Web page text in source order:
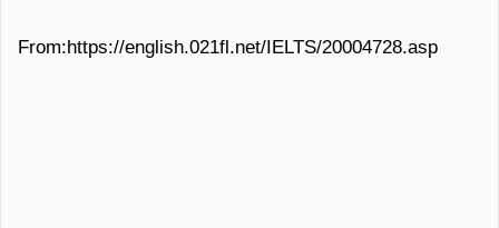
From:https://english.021fl.net/IELTS/20004728.asp